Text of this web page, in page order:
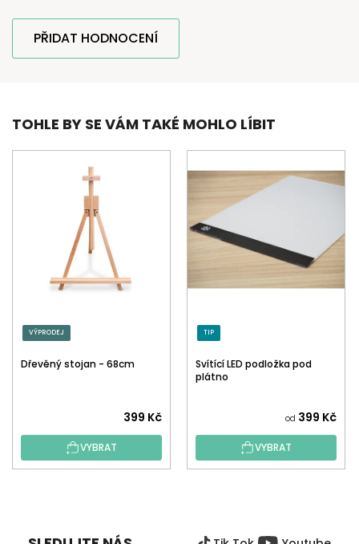
PŘIDAT HODNOCENÍ
TOHLE BY SE VÁM TAKÉ MOHLO LÍBIT
VÝPRODEJ
Dřevěný stojan - 68cm
399 Kč
VYBRAT
TIP
Svítící LED podložka pod
plátno
od 399 Kč
VYBRAT